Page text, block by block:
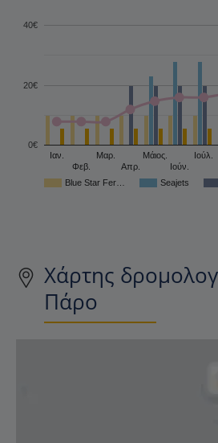
Blue Star Fer… Seajets
Ιαν.
Φεβ.
Μαρ.
Απρ.
Μάιος.
Ιούν.
Ιούλ.
0€
20€
40€
Χάρτης
Πάρο